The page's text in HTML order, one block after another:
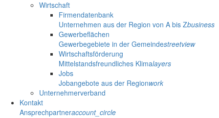
Wirtschaft
Firmendatenbank
Unternehmen aus der Region von A bis Zbusiness
Gewerbeflächen
Gewerbegebiete in der Gemeindestreetview
Wirtschaftsförderung
Mittelstandsfreundliches Klimalayers
Jobs
Jobangebote aus der Regionwork
Unternehmerverband
Kontakt
Ansprechpartneraccount_circle